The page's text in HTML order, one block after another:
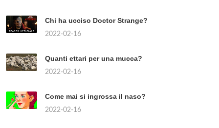
Chi ha ucciso Doctor Strange?
2022-02-16
Quanti ettari per una mucca?
2022-02-16
Come mai si ingrossa il naso?
2022-02-16